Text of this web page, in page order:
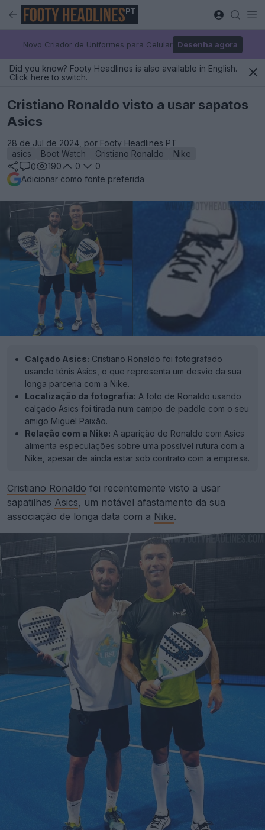
PT
Novo Criador de Uniformes para Celular Desenha agora
Did you know? Footy Headlines is also available in English.
Click here to switch.
Cristiano Ronaldo visto a usar sapatos
Asics
28 de Jul de 2024, por Footy Headlines PT
asics
Boot Watch Cristiano Ronaldo
Nike
0
190 0
0
Adicionar como fonte preferida
Calçado Asics: Cristiano Ronaldo foi fotografado
usando ténis Asics, o que representa um desvio da sua
longa parceria com a Nike.
Localização da fotografia: A foto de Ronaldo usando
calçado Asics foi tirada num campo de paddle com o seu
amigo Miguel Paixão.
Relação com a Nike: A aparição de Ronaldo com Asics
alimenta especulações sobre uma possível rutura com a
Nike, apesar de ainda estar sob contrato com a empresa.
Cristiano Ronaldo foi recentemente visto a usar
sapatilhas Asics, um notável afastamento da sua
associação de longa data com a Nike.